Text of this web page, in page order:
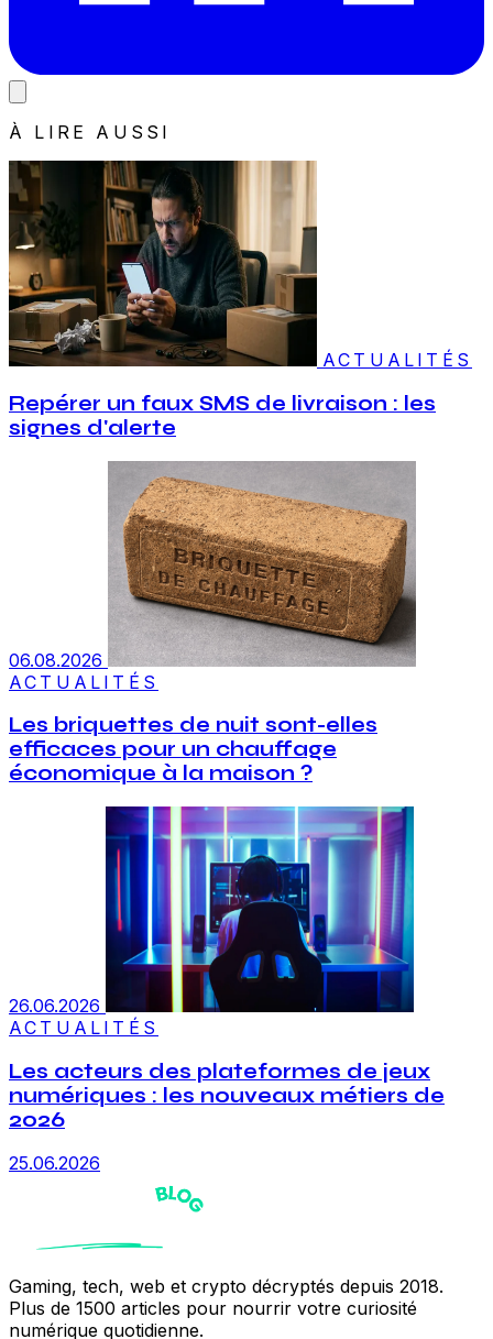
À LIRE AUSSI
ACTUALITÉS
Repérer un faux SMS de livraison : les
signes d'alerte
06.08.2026
ACTUALITÉS
Les briquettes de nuit sont-elles
efficaces pour un chauffage
économique à la maison ?
26.06.2026
ACTUALITÉS
Les acteurs des plateformes de jeux
numériques : les nouveaux métiers de
2026
25.06.2026
Gaming, tech, web et crypto décryptés depuis 2018.
Plus de 1500 articles pour nourrir votre curiosité
numérique quotidienne.